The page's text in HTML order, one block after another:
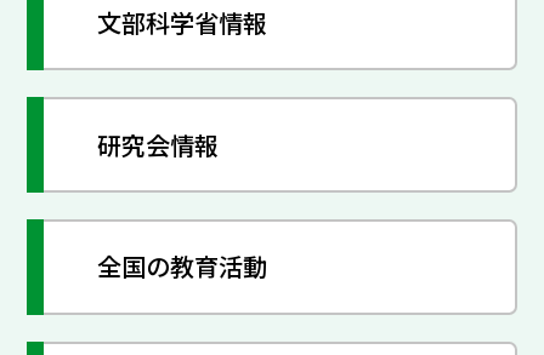
文部科学省情報
研究会情報
全国の教育活動